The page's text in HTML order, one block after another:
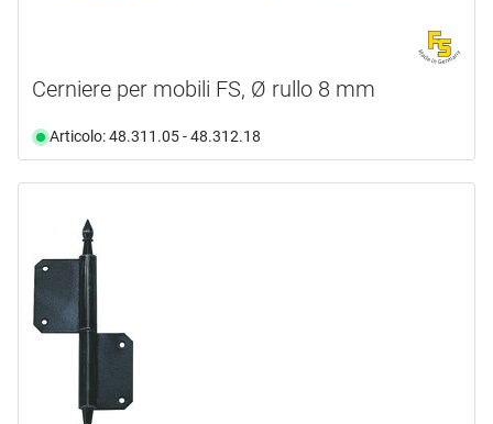
Cerniere per mobili FS, Ø rullo 8 mm
Articolo: 48.311.05 - 48.312.18